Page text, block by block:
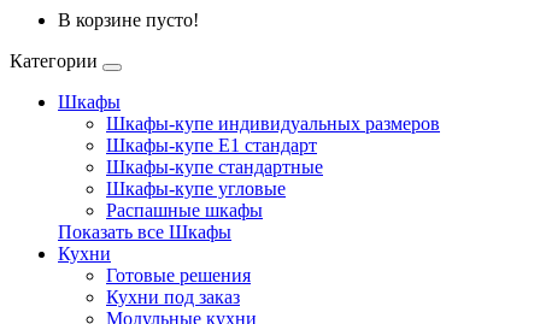
В корзине пусто!
Категории
Шкафы
Шкафы-купе индивидуальных размеров
Шкафы-купе Е1 стандарт
Шкафы-купе стандартные
Шкафы-купе угловые
Распашные шкафы
Показать все Шкафы
Кухни
Готовые решения
Кухни под заказ
Модульные кухни